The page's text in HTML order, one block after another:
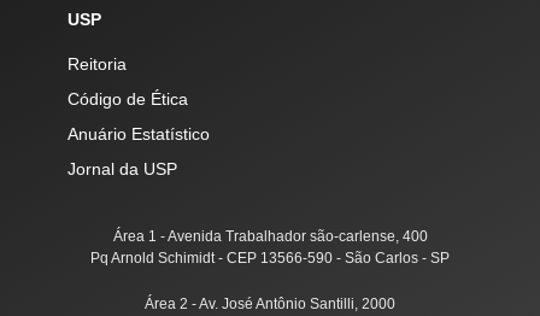
USP
Reitoria
Código de Ética
Anuário Estatístico
Jornal da USP
Área 1 - Avenida Trabalhador são-carlense, 400
Pq Arnold Schimidt - CEP 13566-590 - São Carlos - SP
Área 2 - Av. José Antônio Santilli, 2000